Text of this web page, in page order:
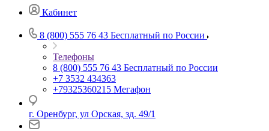
Кабинет
8 (800) 555 76 43 Бесплатный по России
Телефоны
8 (800) 555 76 43 Бесплатный по России
+7 3532 434363
+79325360215 Мегафон
г. Оренбург, ул Орская, зд. 49/1